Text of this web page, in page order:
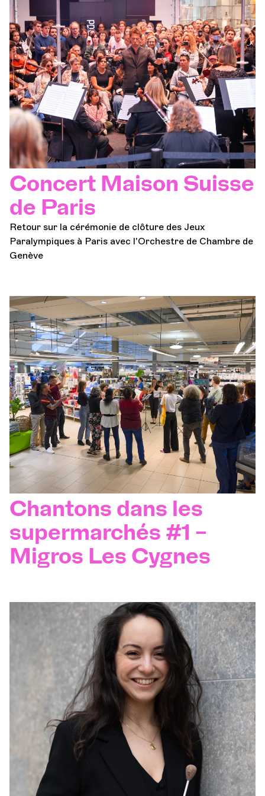
Concert Maison Suisse
de Paris
Retour sur la cérémonie de clôture des Jeux
Paralympiques à Paris avec l'Orchestre de Chambre de
Genève
Chantons dans les
supermarchés #1 –
Migros Les Cygnes